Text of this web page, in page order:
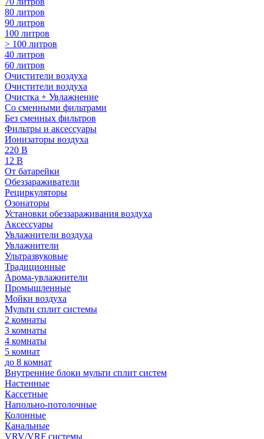
80 литров
90 литров
100 литров
> 100 литров
40 литров
60 литров
Очистители воздуха
Очистители воздуха
Очистка + Увлажнение
Cо сменными фильтрами
Без сменных фильтров
Фильтры и аксессуары
Ионизаторы воздуха
220 В
12 В
От батарейки
Обеззараживатели
Рециркуляторы
Озонаторы
Установки обеззараживания воздуха
Аксессуары
Увлажнители воздуха
Увлажнители
Ультразвуковые
Традиционные
Арома-увлажнители
Промышленные
Мойки воздуха
Мульти сплит системы
2 комнаты
3 комнаты
4 комнаты
5 комнат
до 8 комнат
Внутренние блоки мульти сплит систем
Настенные
Кассетные
Напольно-потолочные
Колонные
Канальные
VRV/VRF системы